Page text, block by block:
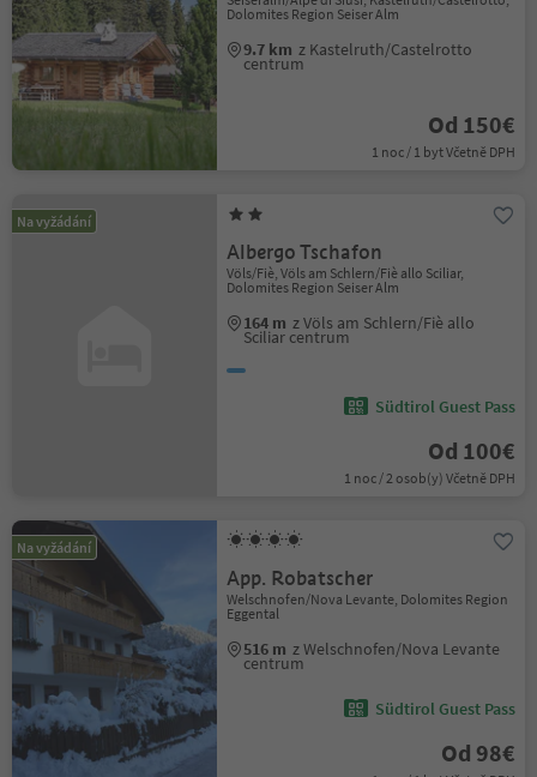
Dolomites Region Seiser Alm
9.7 km z Kastelruth/Castelrotto
centrum
Od 150€
1 noc / 1 byt Včetně DPH
Na vyžádání
Albergo Tschafon
Völs/Fiè, Völs am Schlern/Fiè allo Sciliar,
Dolomites Region Seiser Alm
164 m z Völs am Schlern/Fiè allo
Sciliar centrum
Südtirol Guest Pass
Od 100€
1 noc / 2 osob(y) Včetně DPH
Na vyžádání
App. Robatscher
Welschnofen/Nova Levante, Dolomites Region
Eggental
516 m z Welschnofen/Nova Levante
centrum
Südtirol Guest Pass
Od 98€